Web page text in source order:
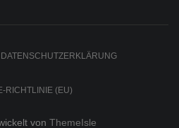
DATENSCHUTZERKLÄRUNG
RICHTLINIE (EU)
von ThemeIsle